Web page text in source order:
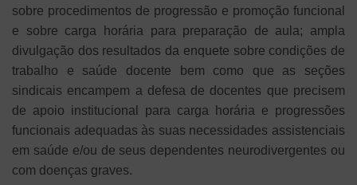
sobre procedimentos de progressão e promoção funcional
e sobre carga horária para preparação de aula; ampla
divulgação dos resultados da enquete sobre condições de
trabalho e saúde docente bem como que as seções
sindicais encampem a defesa de docentes que precisem
de apoio institucional para carga horária e progressões
funcionais adequadas às suas necessidades assistenciais
em saúde e/ou de seus dependentes neurodivergentes ou
com doenças graves.